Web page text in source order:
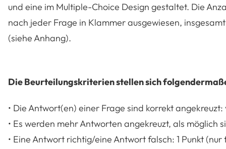
und eine im Multiple-Choice Design gestaltet. Die
nach jeder Frage in Klammer ausgewiesen,
(siehe Anhang).
Die Beurteilungskriterien stellen sich
• Die Antwort(en) einer Frage sind korrekt
• Es werden mehr Antworten angekreuzt, als möglich
• Eine Antwort richtig/eine Antwort falsch: 1 Punkt